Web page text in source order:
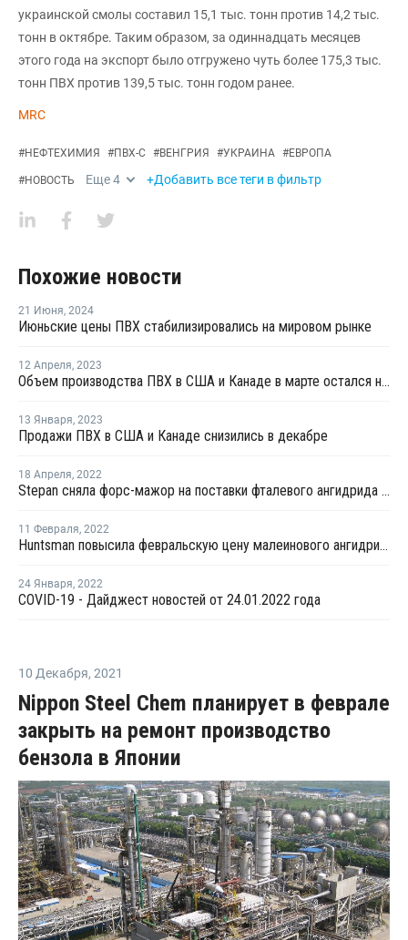
украинской смолы составил 15,1 тыс. тонн против 14,2 тыс.
тонн в октябре. Таким образом, за одиннадцать месяцев
этого года на экспорт было отгружено чуть более 175,3 тыс.
тонн ПВХ против 139,5 тыс. тонн годом ранее.
MRC
#НЕФТЕХИМИЯ #ПВХ-С #ВЕНГРИЯ #УКРАИНА #ЕВРОПА
#НОВОСТЬ Еще4 +Добавить все теги в фильтр
Похожие новости
21 Июня, 2024
Июньские цены ПВХ стабилизировались на мировом рынке
12 Апреля, 2023
Объем производства ПВХ в США и Канаде в марте остался на высоком уровне
13 Января, 2023
Продажи ПВХ в США и Канаде снизились в декабре
18 Апреля, 2022
Stepan сняла форс-мажор на поставки фталевого ангидрида в США
11 Февраля, 2022
Huntsman повысила февральскую цену малеинового ангидрида для Северной и Южной Америки
24 Января, 2022
COVID-19 - Дайджест новостей от 24.01.2022 года
10 Декабря, 2021
Nippon Steel Chem планирует в феврале
закрыть на ремонт производство
бензола в Японии